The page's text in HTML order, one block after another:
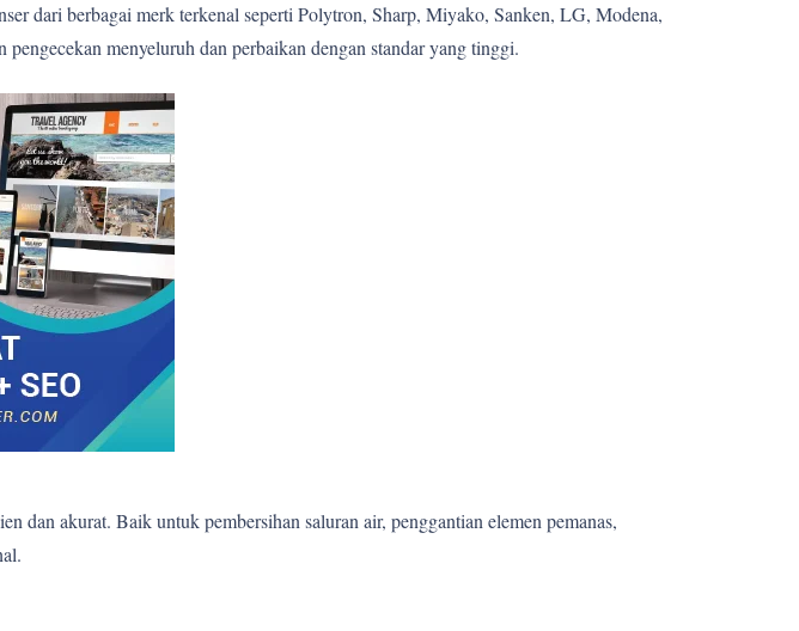
dari berbagai merk terkenal seperti Polytron, Sharp, Miyako, Sanken, LG, Modena,
menyeluruh dan perbaikan dengan standar yang tinggi.
dan akurat. Baik untuk pembersihan saluran air, penggantian elemen pemanas,